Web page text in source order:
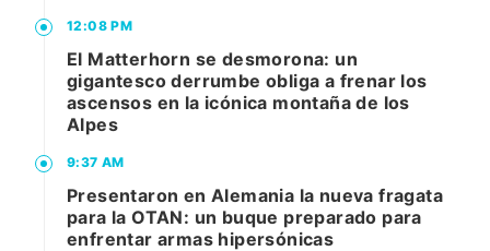
12:08 PM
El Matterhorn se desmorona: un
gigantesco derrumbe obliga a frenar los
ascensos en la icónica montaña de los
Alpes
9:37 AM
Presentaron en Alemania la nueva fragata
para la OTAN: un buque preparado para
enfrentar armas hipersónicas